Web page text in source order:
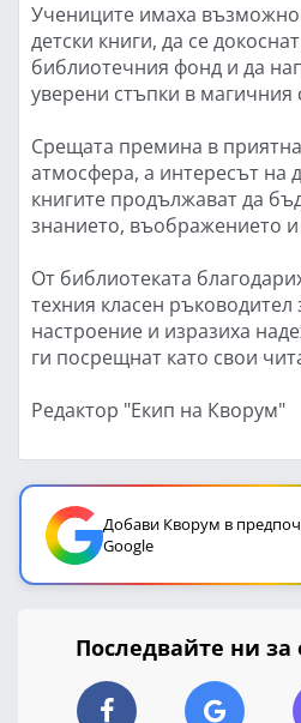
Учениците имаха
детски книги, да се
библиотечния фонд и да
уверени стъпки в магичния
Срещата премина в
атмосфера, а интересът на
книгите продължават да
знанието, въображението
От библиотеката
техния класен ръководител
настроение и изразиха
ги посрещнат като свои
Редактор "Екип на Кворум"
Добави Кворум в
Google
Последвайте ни